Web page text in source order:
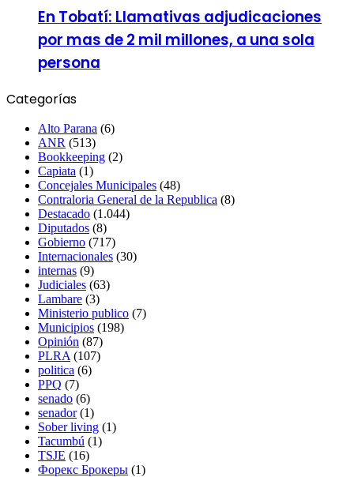
En Tobatí: Llamativas adjudicaciones
por mas de 2 mil millones, a una sola
persona
Categorías
Alto Parana (6)
ANR (513)
Bookkeeping (2)
Capiata (1)
Concejales Municipales (48)
Contraloria General de la Republica (8)
Destacado (1.044)
Diputados (8)
Gobierno (717)
Internacionales (30)
internas (9)
Judiciales (63)
Lambare (3)
Ministerio publico (7)
Municipios (198)
Opinión (87)
PLRA (107)
politica (6)
PPQ (7)
senado (6)
senador(1)
Sober living (1)
Tacumbú (1)
TSJE (16)
Форекс Брокеры (1)